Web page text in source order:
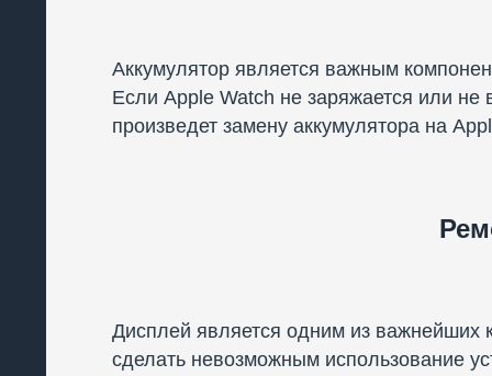
Аккумулятор является важным
Если Apple Watch не заряжается или
произведет замену аккумулятора на
Дисплей является одним из важнейших
сделать невозможным использование